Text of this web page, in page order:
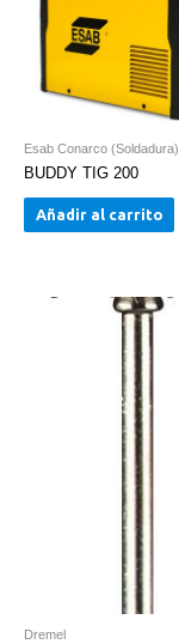
Esab Conarco (Soldadura)
BUDDY TIG 200
Añadir al carrito
Dremel